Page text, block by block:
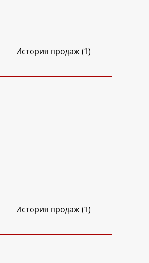
История продаж (1)
История продаж (1)